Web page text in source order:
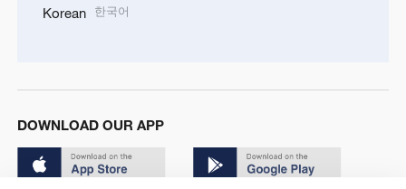
Korean 한국어
DOWNLOAD OUR APP